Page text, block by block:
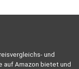
und
Amazon bietet und